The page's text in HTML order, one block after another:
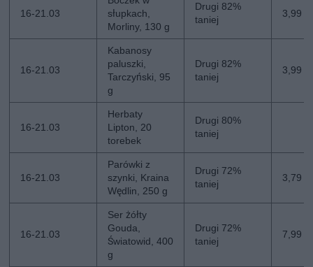
16-21.03
słupkach,
Morliny, 130 g
Drugi 82%
taniej
3,99
16-21.03
Kabanosy
paluszki,
Tarczyński, 95
g
Drugi 82%
taniej
3,99
16-21.03
Herbaty
Lipton, 20
torebek
Drugi 80%
taniej
16-21.03
Parówki z
szynki, Kraina
Wędlin, 250 g
Drugi 72%
taniej
3,79
16-21.03
Ser żółty
Gouda,
Światowid, 400
g
Drugi 72%
taniej
7,99